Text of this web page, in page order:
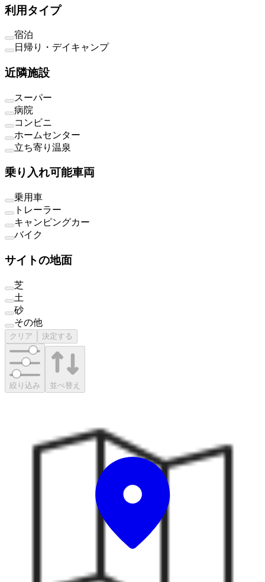
利用タイプ
宿泊
日帰り・デイキャンプ
近隣施設
スーパー
病院
コンビニ
ホームセンター
立ち寄り温泉
乗り入れ可能車両
乗用車
トレーラー
キャンピングカー
バイク
サイトの地面
芝
土
砂
その他
クリア 決定する
絞り込み 並べ替え